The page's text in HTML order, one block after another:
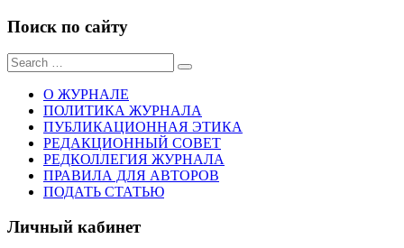
Поиск по сайту
Sear
for:
О ЖУРНАЛЕ
ПОЛИТИКА ЖУРНАЛА
ПУБЛИКАЦИОННАЯ ЭТИКА
РЕДАКЦИОННЫЙ СОВЕТ
РЕДКОЛЛЕГИЯ ЖУРНАЛА
ПРАВИЛА ДЛЯ АВТОРОВ
ПОДАТЬ СТАТЬЮ
Личный кабинет